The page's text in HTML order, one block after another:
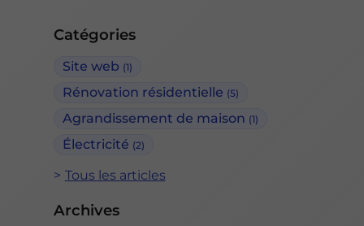
Catégories
Site web (1)
Rénovation résidentielle (5)
Agrandissement de maison (1)
Électricité (2)
Tous les articles
Archives